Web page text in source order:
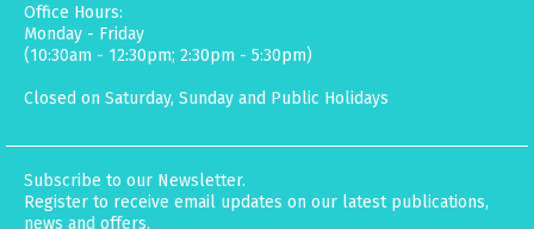
Office Hours:
Monday - Friday
(10:30am - 12:30pm; 2:30pm - 5:30pm)
Closed on Saturday, Sunday and Public Holidays
Subscribe to our Newsletter.
Register to receive email updates on our latest publications,
news and offers.